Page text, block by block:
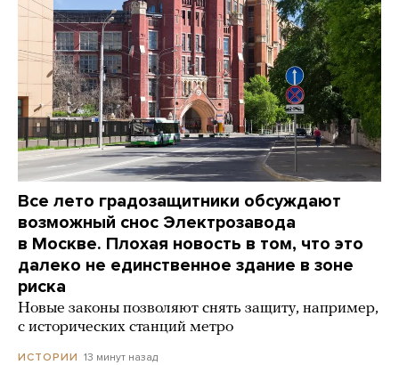
Все лето градозащитники обсуждают
возможный снос Электрозавода
в Москве. Плохая новость в том, что это
далеко не единственное здание в зоне
риска
Новые законы позволяют снять защиту, например,
с исторических станций метро
ИСТОРИИ 13 минут назад